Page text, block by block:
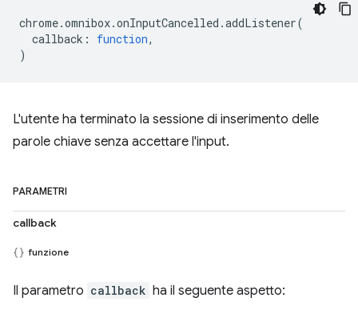
chrome.omnibox.onInputCancelled .addListener(
callback : function,
)
L'utente ha terminato la sessione di inserimento delle
parole chiave senza accettare l'input.
PARAMETRI
callback
funzione
Il parametro callback ha il seguente aspetto: